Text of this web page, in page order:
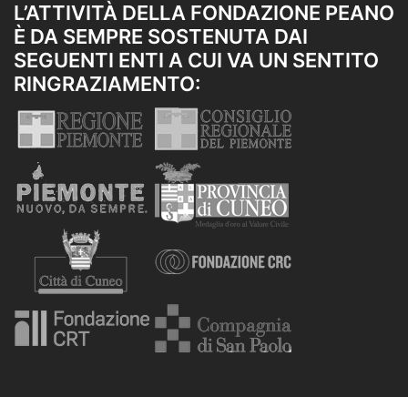
L’ATTIVITÀ DELLA FONDAZIONE PEANO
È DA SEMPRE SOSTENUTA DAI
SEGUENTI ENTI A CUI VA UN SENTITO
RINGRAZIAMENTO: